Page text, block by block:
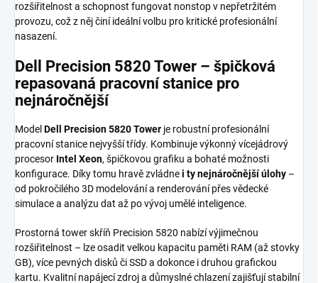
rozšiřitelnost a schopnost fungovat nonstop v nepřetržitém
provozu, což z něj činí ideální volbu pro kritické profesionální
nasazení.
Dell Precision 5820 Tower – špičková
repasovaná pracovní stanice pro
nejnáročnější
Model Dell Precision 5820 Tower je robustní profesionální
pracovní stanice nejvyšší třídy. Kombinuje výkonný vícejádrový
procesor Intel Xeon, špičkovou grafiku a bohaté možnosti
konfigurace. Díky tomu hravě zvládnei ty nejnáročnější úlohy –
od pokročilého 3D modelování a renderování přes vědecké
simulace a analýzu dat až po vývoj umělé inteligence.
Prostorná tower skříň Precision 5820 nabízí výjimečnou
rozšiřitelnost – lze osadit velkou kapacitu paměti RAM (až stovky
GB), více pevných disků či SSD a dokonce i druhou grafickou
kartu. Kvalitní napájecí zdroj a důmyslné chlazení zajišťují stabilní